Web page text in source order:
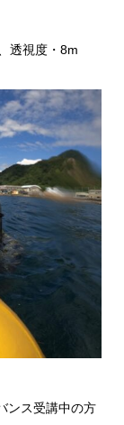
透視度・8m
ンス受講中の方